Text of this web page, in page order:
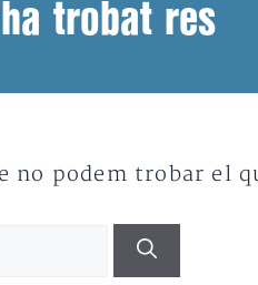
trobat res
no podem trobar el